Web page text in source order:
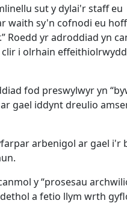
sut y dylai'r staff eu
waith sy'n cofnodi eu hoff
Roedd yr adroddiad yn
i olrhain
fod preswylwyr yn
gael iddynt dreulio
arbenigol ar gael i'r
y “prosesau
a fetio llym wrth